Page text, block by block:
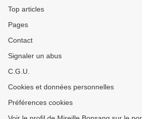
Top articles
Pages
Contact
Signaler un abus
C.G.U.
Cookies et données personnelles
Préférences cookies